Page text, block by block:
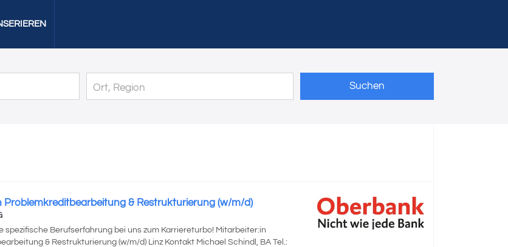
Suchen
Problemkreditbearbeitung & Restrukturierung (w/m/d)
spezifische Berufserfahrung bei uns zum Karriereturbo! Mitarbeiter:in
& Restrukturierung (w/m/d) Linz Kontakt Michael Schindl, BA Tel.: